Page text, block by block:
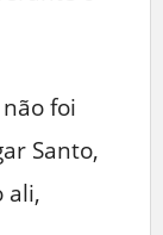
foi
Santo,
ali,